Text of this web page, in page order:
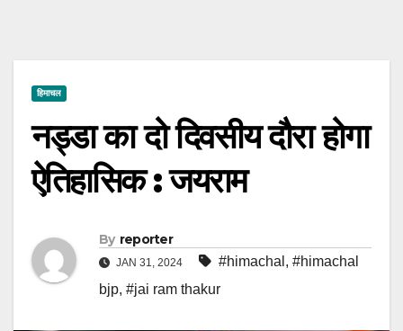
हिमाचल
नड्डा का दो दिवसीय दौरा होगा
ऐतिहासिक : जयराम
By reporter
JAN 31, 2024 #himachal , #himachal
bjp, #jai ram thakur